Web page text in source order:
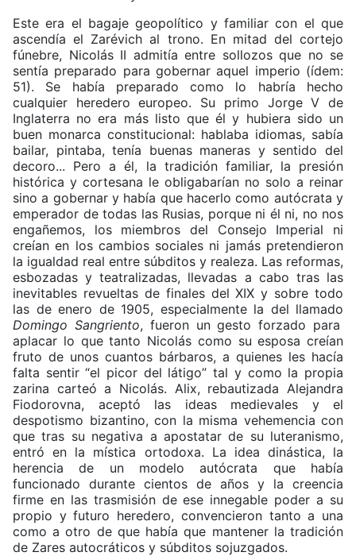
Este era el bagaje geopolítico y familiar con el que
ascendía el Zarévich al trono. En mitad del cortejo
fúnebre, Nicolás II admitía entre sollozos que no se
sentía preparado para gobernar aquel imperio (ídem:
51). Se había preparado como lo habría hecho
cualquier heredero europeo. Su primo Jorge V de
Inglaterra no era más listo que él y hubiera sido un
buen monarca constitucional: hablaba idiomas, sabía
bailar, pintaba, tenía buenas maneras y sentido del
decoro... Pero a él, la tradición familiar, la presión
histórica y cortesana le obligabarían no solo a reinar
sino a gobernar y había que hacerlo como autócrata y
emperador de todas las Rusias, porque ni él ni, no nos
engañemos, los miembros del Consejo Imperial ni
creían en los cambios sociales ni jamás pretendieron
la igualdad real entre súbditos y realeza. Las reformas,
esbozadas y teatralizadas, llevadas a cabo tras las
inevitables revueltas de finales del XIX y sobre todo
las de enero de 1905, especialmente la del llamado
Domingo Sangriento, fueron un gesto forzado para
aplacar lo que tanto Nicolás como su esposa creían
fruto de unos cuantos bárbaros, a quienes les hacía
falta sentir “el picor del látigo” tal y como la propia
zarina carteó a Nicolás. Alix, rebautizada Alejandra
Fiodorovna, aceptó las ideas medievales y el
despotismo bizantino, con la misma vehemencia con
que tras su negativa a apostatar de su luteranismo,
entró en la mística ortodoxa. La idea dinástica, la
herencia de un modelo autócrata que había
funcionado durante cientos de años y la creencia
firme en las trasmisión de ese innegable poder a su
propio y futuro heredero, convencieron tanto a una
como a otro de que había que mantener la tradición
de Zares autocráticos y súbditos sojuzgados.